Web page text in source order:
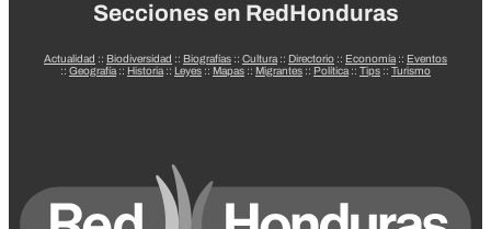
Secciones en RedHonduras
Actualidad :: Biodiversidad :: Biografías :: Cultura :: Directorio :: Economía :: Eventos
:: Geografía :: Historia :: Leyes :: Mapas :: Migrantes :: Política :: Tips :: Turismo